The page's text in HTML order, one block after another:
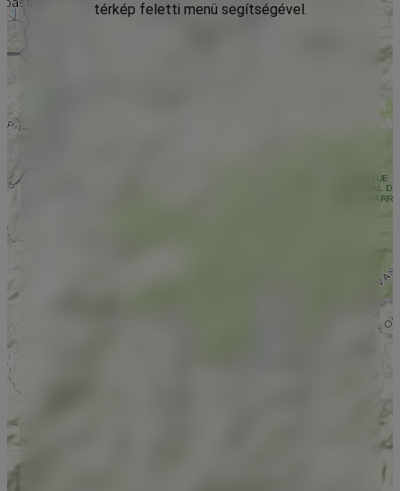
térkép feletti menü segítségével.